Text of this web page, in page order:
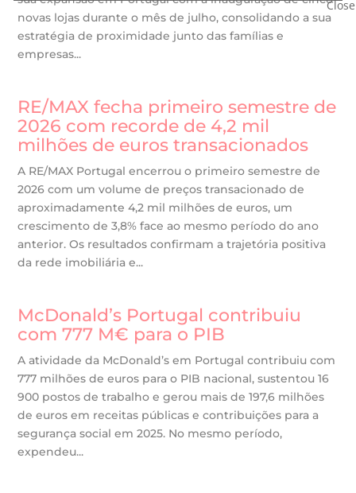
novas lojas durante o mês de julho, consolidando a sua
estratégia de proximidade junto das famílias e
empresas...
RE/MAX fecha primeiro semestre de
2026 com recorde de 4,2 mil
milhões de euros transacionados
A RE/MAX Portugal encerrou o primeiro semestre de
2026 com um volume de preços transacionado de
aproximadamente 4,2 mil milhões de euros, um
crescimento de 3,8% face ao mesmo período do ano
anterior. Os resultados confirmam a trajetória positiva
da rede imobiliária e...
McDonald’s Portugal contribuiu
com 777 M€ para o PIB
A atividade da McDonald’s em Portugal contribuiu com
777 milhões de euros para o PIB nacional, sustentou 16
900 postos de trabalho e gerou mais de 197,6 milhões
de euros em receitas públicas e contribuições para a
segurança social em 2025. No mesmo período,
expendeu...